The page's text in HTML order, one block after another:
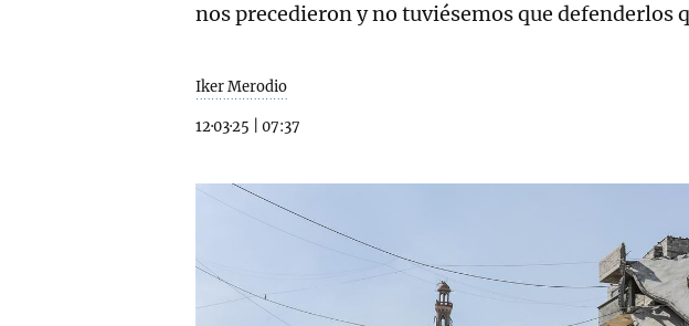
nos precedieron y no tuviésemos que defenderlos
Iker Merodio
12·03·25 07:37